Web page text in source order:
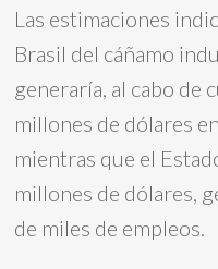
Las estimaciones
Brasil del cáñamo
generaría, al cabo de
millones de dólares
mientras que el
millones de dólares,
de miles de empleos.